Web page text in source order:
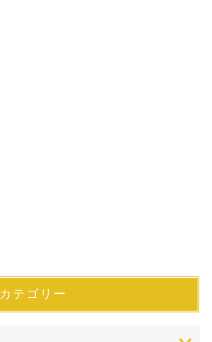
カテゴリー